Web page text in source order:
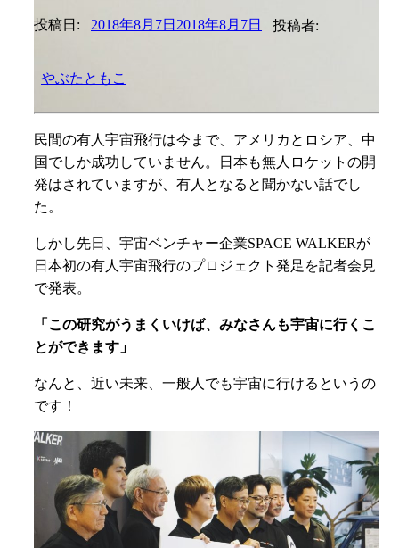
投稿日: 2018年8月7日 2018年8月7日 投稿者:
やぶたともこ
民間の有人宇宙飛行は今まで、アメリカとロシア、中
国でしか成功していません。日本も無人ロケットの開
発はされていますが、有人となると聞かない話でし
た。
しかし先日、宇宙ベンチャー企業SPACE WALKERが
日本初の有人宇宙飛行のプロジェクト発足を記者会見
で発表。
「この研究がうまくいけば、みなさんも宇宙に行くこ
とができます」
なんと、近い未来、一般人でも宇宙に行けるというの
です！